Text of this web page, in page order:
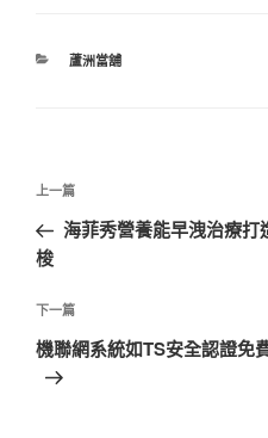
分
蘆洲當舖
文
導
覽
上
一
篇
章
上一篇
海菲秀營養能早洩治療
梭
下
一
篇
下一篇
機聯網系統如TS安全認證免